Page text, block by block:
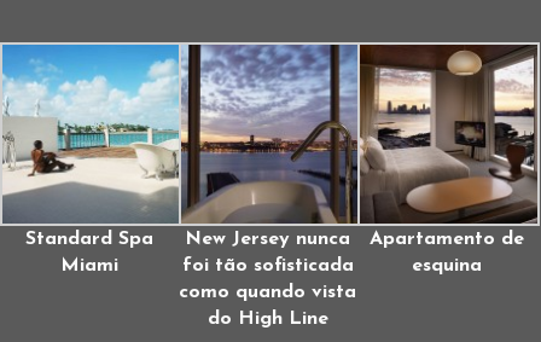
Standard Spa
Miami
New Jersey nunca
foi tão sofisticada
como quando vista
do High Line
Apartamento de
esquina